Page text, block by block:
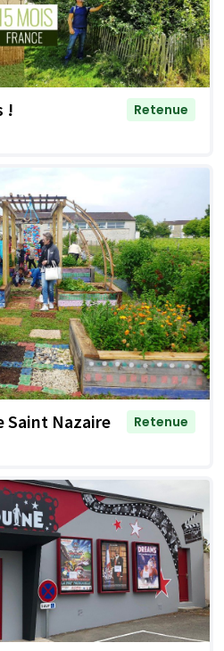
!
Retenue
Saint Nazaire
Retenue